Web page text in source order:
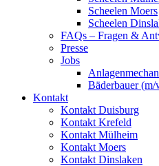
Scheelen Moers
Scheelen
FAQs – Fragen &
Presse
Jobs
Bäderbauer
Kontakt
Kontakt Duisburg
Kontakt Krefeld
Kontakt Mülheim
Kontakt Moers
Kontakt Dinslaken